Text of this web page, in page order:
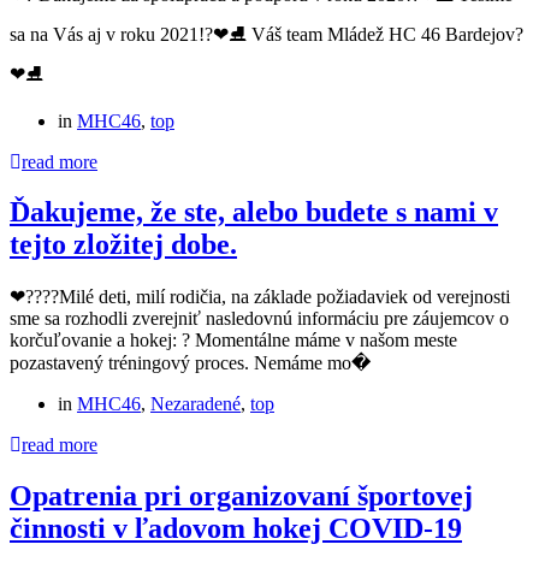
sa na Vás aj v roku 2021!?❤⛸ Váš team Mládež HC 46 Bardejov?
❤⛸
in MHC46, top
read more
Ďakujeme, že ste, alebo budete s nami v
tejto zložitej dobe.
❤?‍?‍?‍?Milé deti, milí rodičia, na základe požiadaviek od verejnosti
sme sa rozhodli zverejniť nasledovnú informáciu pre záujemcov o
korčuľovanie a hokej: ? Momentálne máme v našom meste
pozastavený tréningový proces. Nemáme mo�
in MHC46, Nezaradené, top
read more
Opatrenia pri organizovaní športovej
činnosti v ľadovom hokej COVID-19